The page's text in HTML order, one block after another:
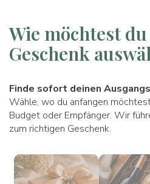
Wie möchtest du
Geschenk
Finde sofort deinen
Wähle, wo du anfangen
Budget oder Empfänger. Wir
zum richtigen Geschenk.